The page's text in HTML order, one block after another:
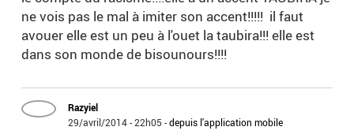
ne vois pas le mal à imiter son accent!!!!! il faut
avouer elle est un peu à l'ouet la taubira!!! elle est
dans son monde de bisounours!!!!
Razyiel
29/avril/2014 - 22h05 -depuis l'application mobile